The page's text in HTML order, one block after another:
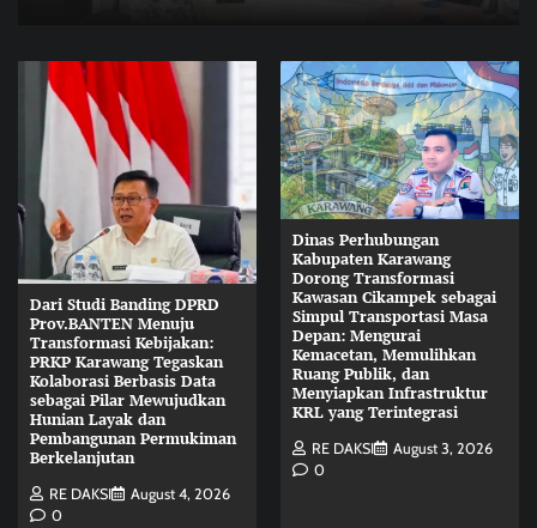
Dari Studi Banding DPRD
Prov.BANTEN Menuju
Transformasi Kebijakan:
PRKP Karawang Tegaskan
Kolaborasi Berbasis Data
sebagai Pilar Mewujudkan
Hunian Layak dan
Pembangunan Permukiman
Berkelanjutan
RE DAKSI
August 4, 2026
0
Dinas Perhubungan
Kabupaten Karawang
Dorong Transformasi
Kawasan Cikampek sebagai
Simpul Transportasi Masa
Depan: Mengurai
Kemacetan, Memulihkan
Ruang Publik, dan
Menyiapkan Infrastruktur
KRL yang Terintegrasi
RE DAKSI
August 3, 2026
0